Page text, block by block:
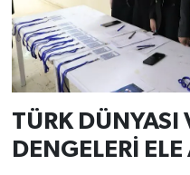
TÜRK DÜNYASI
DENGELERİ ELE
Rüya Tabirleri
Sağlık
Şaphane
Simav